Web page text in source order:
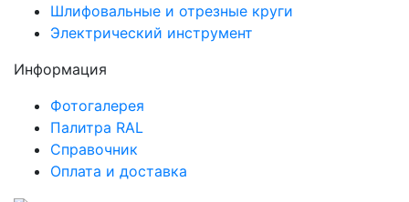
Шлифовальные и отрезные круги
Электрический инструмент
Информация
Фотогалерея
Палитра RAL
Справочник
Оплата и доставка